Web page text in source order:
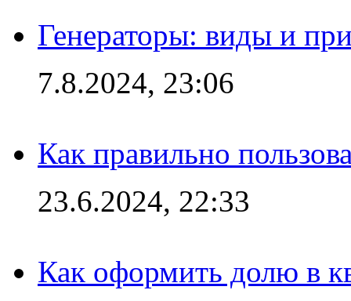
Генераторы: виды и
7.8.2024, 23:06
Как правильно
23.6.2024, 22:33
Как оформить долю в